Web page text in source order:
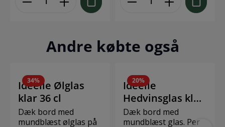
sig på. Men brug det
til skummet. En god
gaveide – ikke mindst
uundgåelige og
udgør en del af den
charme, der
kendetegner
mundblæst glas.
korrekt op til glassets
betingelser for at
udfolde smags- og
duftnuancer.
Andre købte også
34%
Idéelle Ølglas
klar 36 cl
Dæk bord med
mundblæst ølglas på
20%
Idéelle
Hedvinsglas klar
14 cl
Dæk bord med
mundblæst glas. Per